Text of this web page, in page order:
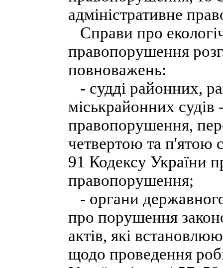
адміністративне
Справи про
правопорушення
повноважень:
- судді районних,
міськрайонних судів
правопорушення,
четвертою та п'ятою
91 Кодексу України
правопорушення;
- органи
про порушення
актів, які
щодо проведення